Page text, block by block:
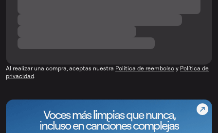
Al realizar una compra, aceptas nuestra Política de reembolso y Política de
privacidad.
Voces más limpias que nunca,
incluso en canciones complejas